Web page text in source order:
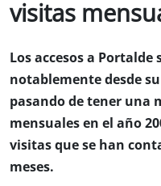
visitas
Los accesos a
notablemente desde
pasando de tener una
mensuales en el año
visitas que se han
meses.